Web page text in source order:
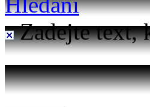
Zadejte text,